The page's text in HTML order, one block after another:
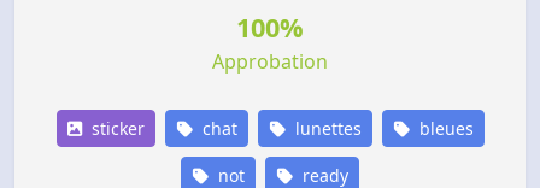
100%
Approbation
sticker chat lunettes bleues
not ready